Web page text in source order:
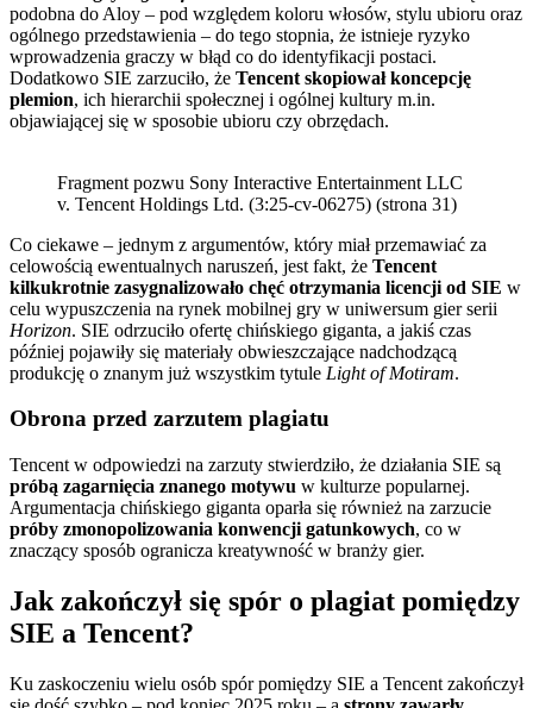
podobna do Aloy – pod względem koloru włosów, stylu ubioru oraz
ogólnego przedstawienia – do tego stopnia, że istnieje ryzyko
wprowadzenia graczy w błąd co do identyfikacji postaci.
Dodatkowo SIE zarzuciło, że Tencent skopiował koncepcję
plemion, ich hierarchii społecznej i ogólnej kultury m.in.
objawiającej się w sposobie ubioru czy obrzędach.
Fragment pozwu Sony Interactive Entertainment LLC
v. Tencent Holdings Ltd. (3:25-cv-06275) (strona 31)
Co ciekawe – jednym z argumentów, który miał przemawiać za
celowością ewentualnych naruszeń, jest fakt, że Tencent
kilkukrotnie zasygnalizowało chęć otrzymania licencji od SIE w
celu wypuszczenia na rynek mobilnej gry w uniwersum gier serii
Horizon. SIE odrzuciło ofertę chińskiego giganta, a jakiś czas
później pojawiły się materiały obwieszczające nadchodzącą
produkcję o znanym już wszystkim tytule Light of Motiram.
Obrona przed zarzutem plagiatu
Tencent w odpowiedzi na zarzuty stwierdziło, że działania SIE są
próbą zagarnięcia znanego motywu w kulturze popularnej.
Argumentacja chińskiego giganta oparła się również na zarzucie
próby zmonopolizowania konwencji gatunkowych, co w
znaczący sposób ogranicza kreatywność w branży gier.
Jak zakończył się spór o plagiat pomiędzy
SIE a Tencent?
Ku zaskoczeniu wielu osób spór pomiędzy SIE a Tencent zakończył